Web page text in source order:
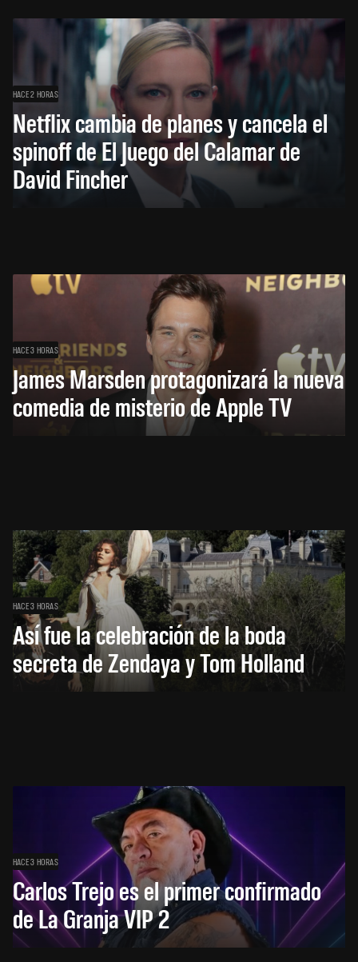
HACE 2 HORAS
Netflix cambia de planes y cancela el
spinoff de El Juego del Calamar de
David Fincher
HACE 3 HORAS
James Marsden protagonizará la nueva
comedia de misterio de Apple TV
HACE 3 HORAS
Así fue la celebración de la boda
secreta de Zendaya y Tom Holland
HACE 3 HORAS
Carlos Trejo es el primer confirmado
de La Granja VIP 2